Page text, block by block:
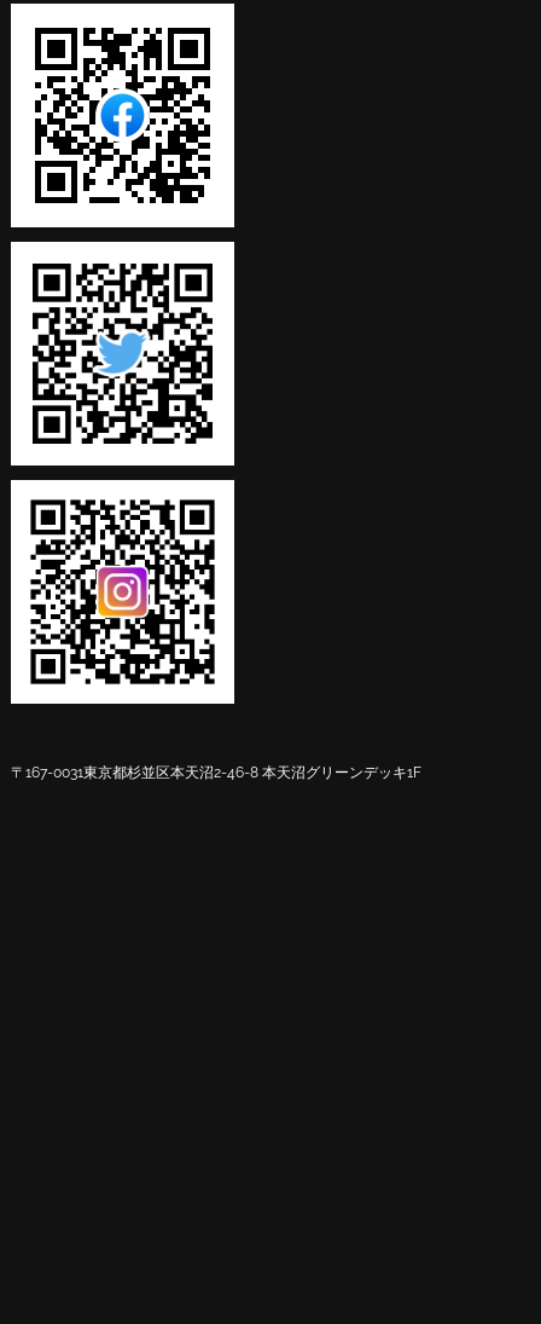
〒167-0031東京都杉並区本天沼2-46-8 本天沼グリーンデッキ1F